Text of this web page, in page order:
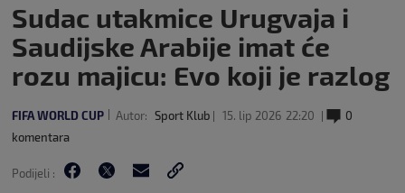
Sudac utakmice Urugvaja i
Saudijske Arabije imat će
rozu majicu: Evo koji je razlog
FIFA WORLD CUP Autor: Sport Klub 15. lip 2026 22:20
0
komentara
Podijeli :